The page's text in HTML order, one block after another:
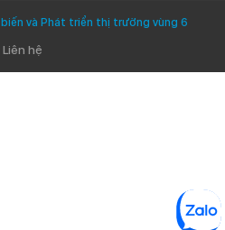
và Phát triển thị trường vùng 6
Liên hệ